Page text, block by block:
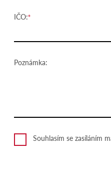
IČO:
Poznámka:
Souhlasím se zasíláním